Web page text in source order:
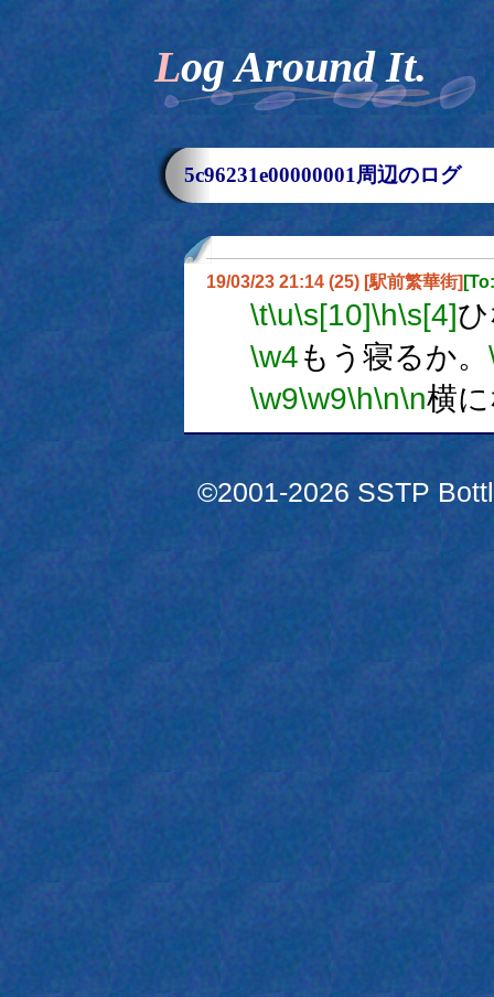
Log Around It.
5c96231e00000001周辺のログ
19/03/23 21:14 (25) [駅前繁華街]
\t\u\s[10]\h\s[4]
\w4もう寝るか。
\w9\w9\h\n\n横
©2001-2026 SSTP